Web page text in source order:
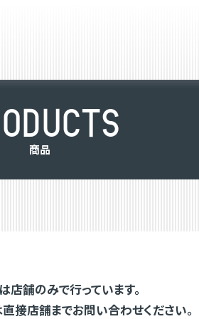
ODUCTS
商品
店舗のみで行っています。
接店舗までお問い合わせください。